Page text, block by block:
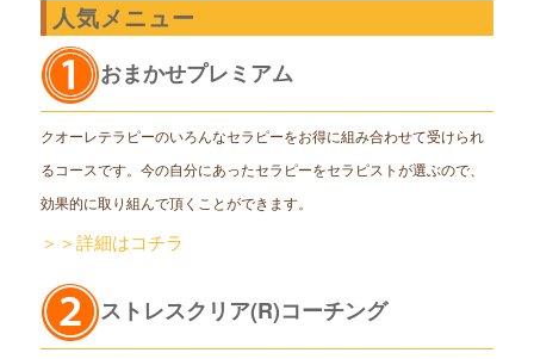
人気メニュー
おまかせプレミアム
クオーレテラピーのいろんなセラピーをお得に組み合わせて受けられ
るコースです。今の自分にあったセラピーをセラピストが選ぶので、
効果的に取り組んで頂くことができます。
＞＞詳細はコチラ
ストレスクリア(R)コーチング